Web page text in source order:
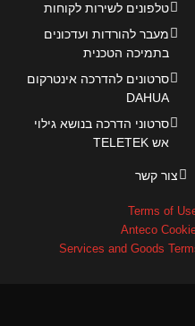
טלפונים לשירות לקוחות
מעבר להורדות ועדכונים
בתמיכה הטכנית
סרטונים להדרכה אינטרקום
DAHUA
סרטוני הדרכה בנושא גילוי
אש TELETEK
צור קשר
Terms of
Anteco
Services and Goods